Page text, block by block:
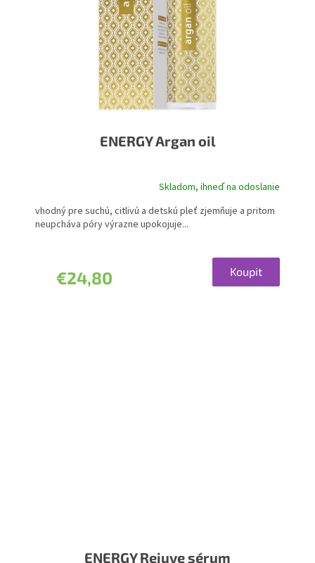
ENERGY Argan oil
produktu
je
hviezdičiek.
Skladom, ihneď na odoslanie
€24,80 Koupit
vhodný pre suchú, citlivú a detskú pleť zjemňuje a pritom
neupcháva póry výrazne upokojuje...
ENERGY Rejuve sérum